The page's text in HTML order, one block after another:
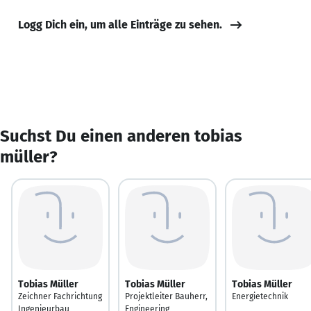
Logg Dich ein, um alle Einträge zu sehen.
Suchst Du einen anderen tobias
müller?
Tobias Müller
Zeichner Fachrichtung
Ingenieurbau
Tobias Müller
Projektleiter Bauherr,
Engineering
Tobias Müller
Energietechnik